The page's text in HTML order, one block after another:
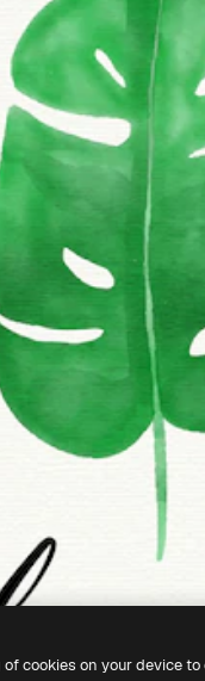
cookies on your device